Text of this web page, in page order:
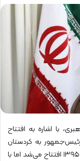
با اشاره به افتتاح
به کردستان
گفت: این راه‌آهن در واقع باید در سال ۱۳۹۴ یا ۱۳۹۵ افتتاح می‌شد اما با